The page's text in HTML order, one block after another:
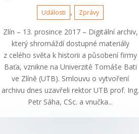
Události , Zprávy
Zlín – 13. prosince 2017 – Digitální archiv,
který shromáždí dostupné materiály
z celého světa k historii a působení firmy
Baťa, vznikne na Univerzitě Tomáše Bati
ve Zlíně (UTB). Smlouvu o vytvoření
archivu dnes uzavřeli rektor UTB prof. Ing.
Petr Sáha, CSc. a vnučka...